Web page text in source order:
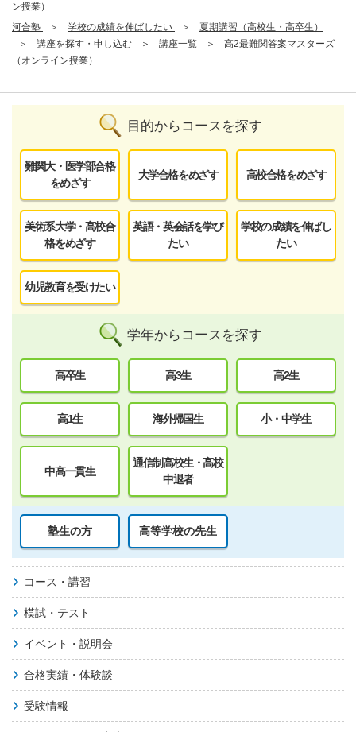
ン授業）
河合塾
学校の成績を伸ばしたい
夏期講習（高校生・高卒生）
講座を探す・申し込む
講座一覧
高2最難関答案マスターズ
（オンライン授業）
目的からコースを探す
難関大・医学部合格
をめざす
大学合格をめざす 高校合格をめざす
美術系大学・高校合
格をめざす
英語・英会話を学び
たい
学校の成績を伸ばし
たい
幼児教育を受けたい
学年からコースを探す
高卒生 高3生 高2生
高1生 海外帰国生 小・中学生
中高一貫生
通信制高校生・高校
中退者
塾生の方 高等学校の先生
コース・講習
模試・テスト
イベント・説明会
合格実績・体験談
受験情報